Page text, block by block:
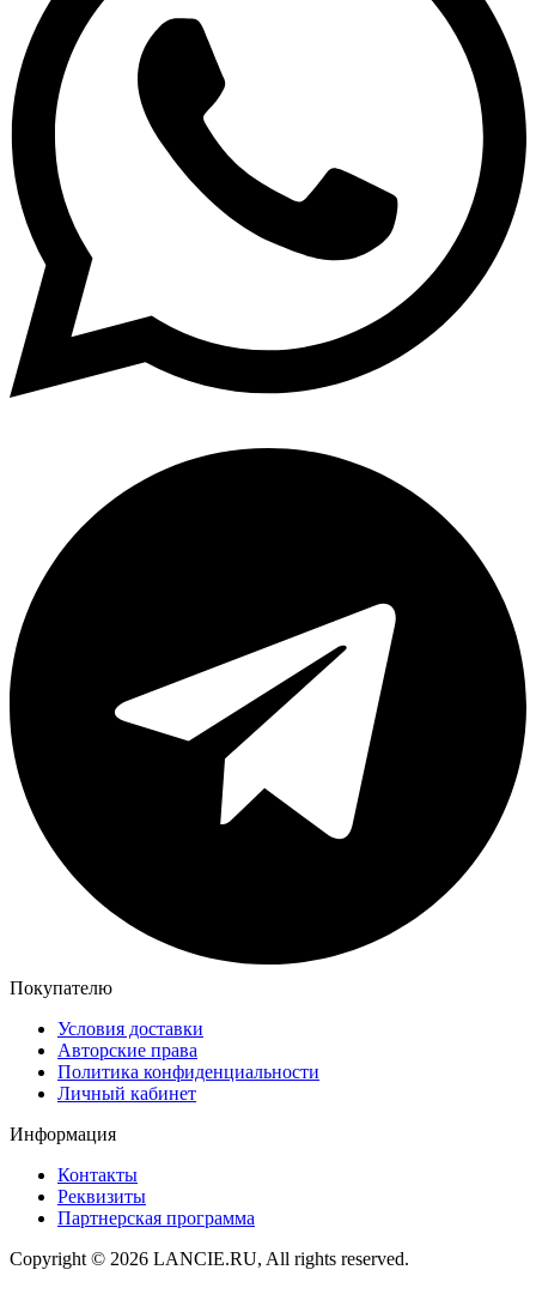
Покупателю
Условия доставки
Авторские права
Политика конфиденциальности
Личный кабинет
Информация
Контакты
Реквизиты
Партнерская программа
Copyright © 2026 LANCIE.RU, All rights reserved.